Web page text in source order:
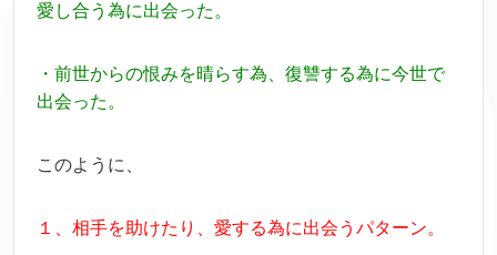
愛し合う為に出会った。
・前世からの恨みを晴らす為、復讐する為に今世で
出会った。
このように、
１、相手を助けたり、愛する為に出会うパターン。